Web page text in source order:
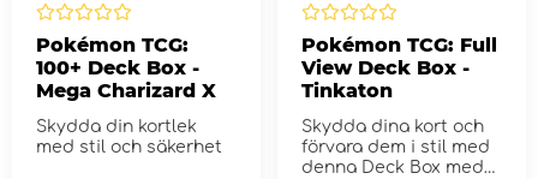
Pokémon TCG:
100+ Deck Box -
Mega Charizard X
Skydda din kortlek
med stil och säkerhet
Pokémon TCG: Full
View Deck Box -
Tinkaton
Skydda dina kort och
förvara dem i stil med
denna Deck Box med